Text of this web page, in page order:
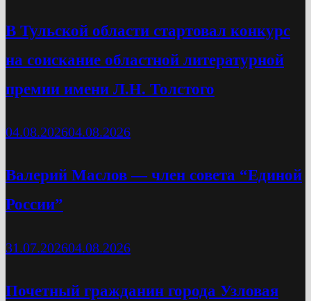
В Тульской области стартовал конкурс
на соискание областной литературной
премии имени Л.Н. Толстого
04.08.202604.08.2026
Валерий Маслов — член совета “Единой
России”
31.07.202604.08.2026
Почетный гражданин города Узловая